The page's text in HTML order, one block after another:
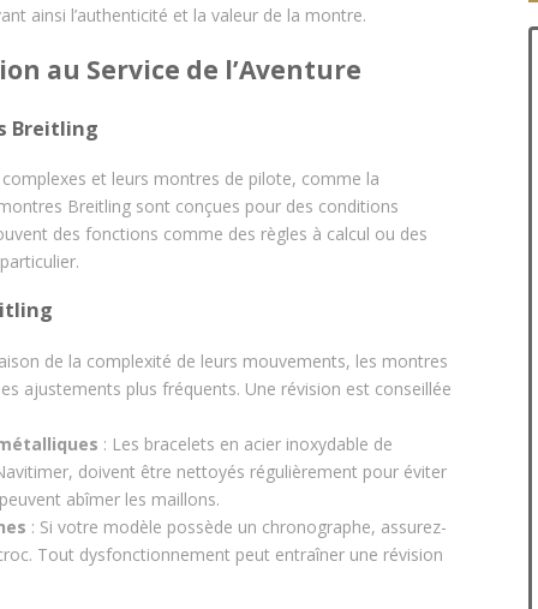
ainsi l’authenticité et la valeur de la montre.
au Service de l’Aventure
Breitling
et leurs montres de pilote, comme la
Breitling sont conçues pour des conditions
des fonctions comme des règles à calcul ou des
de la complexité de leurs mouvements, les montres
ajustements plus fréquents. Une révision est conseillée
: Les bracelets en acier inoxydable de
doivent être nettoyés régulièrement pour éviter
abîmer les maillons.
: Si votre modèle possède un chronographe, assurez-
Tout dysfonctionnement peut entraîner une révision